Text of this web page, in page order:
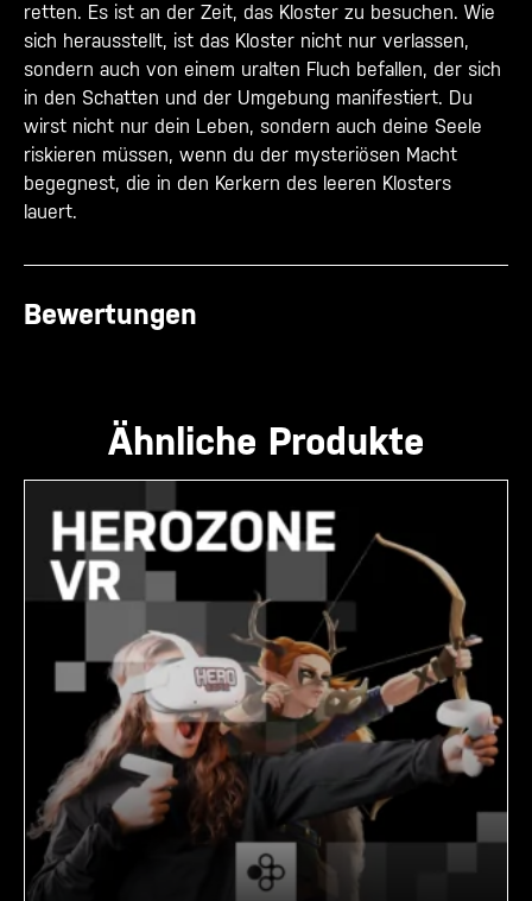
retten. Es ist an der Zeit, das Kloster zu besuchen. Wie
sich herausstellt, ist das Kloster nicht nur verlassen,
sondern auch von einem uralten Fluch befallen, der sich
in den Schatten und der Umgebung manifestiert. Du
wirst nicht nur dein Leben, sondern auch deine Seele
riskieren müssen, wenn du der mysteriösen Macht
begegnest, die in den Kerkern des leeren Klosters
lauert.
Bewertungen
Ähnliche Produkte